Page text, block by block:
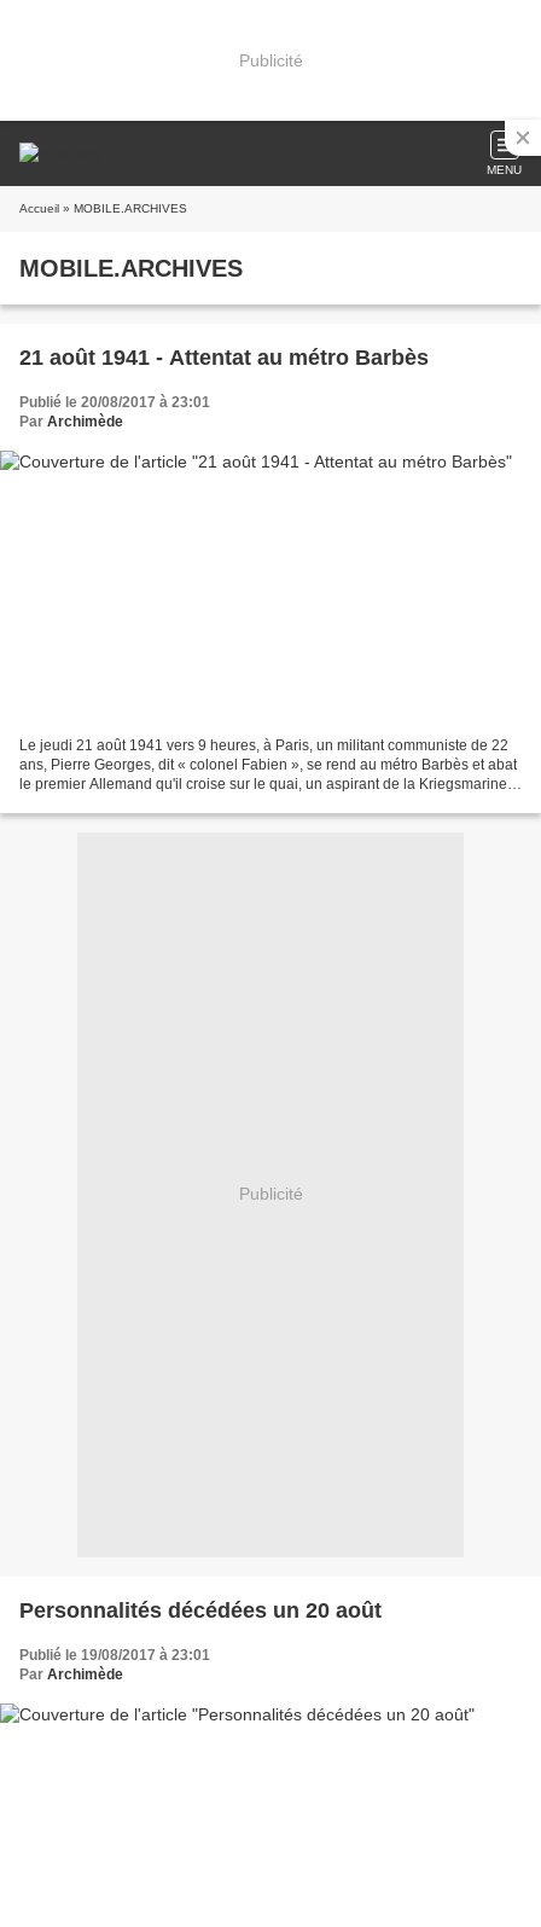
Publicité
MENU
Accueil » MOBILE.ARCHIVES
MOBILE.ARCHIVES
21 août 1941 - Attentat au métro Barbès
Publié le 20/08/2017 à 23:01
Par Archimède
Le jeudi 21 août 1941 vers 9 heures, à Paris, un militant communiste de 22
ans, Pierre Georges, dit « colonel Fabien », se rend au métro Barbès et abat
le premier Allemand qu'il croise sur le quai, un aspirant de la Kriegsmarine,
Publicité
Personnalités décédées un 20 août
Publié le 19/08/2017 à 23:01
Par Archimède